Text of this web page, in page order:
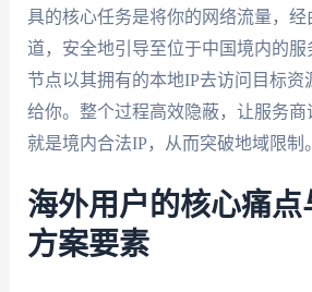
具的核心任务是将你的网络流量，经
道，安全地引导至位于中国境内的服
节点以其拥有的本地IP去访问目标资
给你。整个过程高效隐蔽，让服务商
就是境内合法IP，从而突破地域限制。
海外用户的核心痛点
方案要素